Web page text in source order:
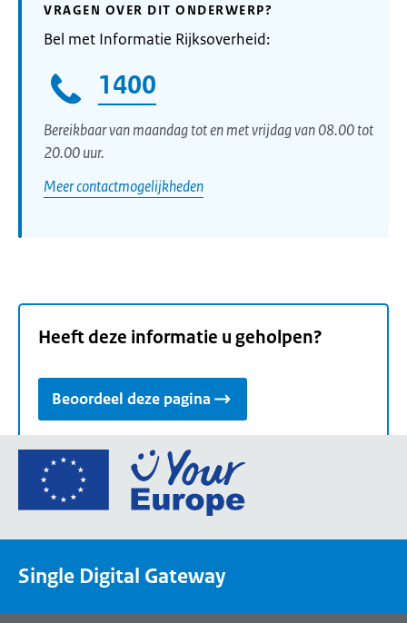
VRAGEN OVER DIT ONDERWERP?
Bel met Informatie Rijksoverheid:
1400
Bereikbaar van maandag tot en met vrijdag van 08.00 tot
20.00 uur.
Meer contactmogelijkheden
Heeft deze informatie u geholpen?
Beoordeel deze pagina
Ga
de
een
Single Digital Gateway